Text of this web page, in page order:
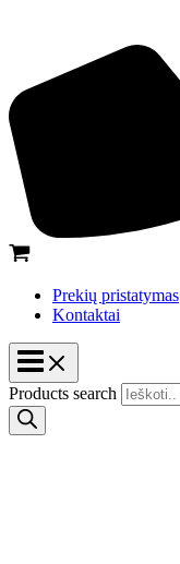
Prekių pristatymas
Kontaktai
Products search